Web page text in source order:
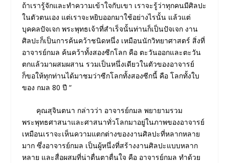
ถ้าเรารู้จักและทําความเข้าใจกับเขา เราจะรู้ว่าทุกคนมีศิลปะ
ในตัวตนเอง แต่เราจะหยิบออกมาใช้อย่างไรนั้น แล้วแต่
บุคคลปัจเจก พระพุทธเจ้าที่สําเร็จนั้นท่านก็เป็นปัจเจก งาน
ศิลปะก็เป็นการค้นคว้าชนิดหนึ่ง เหมือนนักวิทยาศาสตร์ สิ่งที่
อาจารย์กมล ค้นคว้าทั้งสองซีกโลก คือ ตะวันออกและตะวัน
ตกแล้วมาผสมผสาน รวมเป็นหนึ่งเดียวในตัวของอาจารย์
ก็ขอให้ทุกท่านได้มาชมว่าซีกโลกทั้งสองซีกนี้ คือ โลกทั้งใบ
ของ กมล 80 ปี “
คุณสุจินตนา กล่าวว่า อาจารย์กมล พยายามรวม
พระพุทธศาสนาและศาสนาทั่วโลกมาอยู่ในภาพของอาจารย์
เหมือนเราจะเห็นความแตกต่างของงานศิลปะที่หลากหลาย
มาก ซึ่งอาจารย์กมล เป็นผู้หนึ่งที่สร้างงานศิลปะแบบหลาก
หลาย และสื่อผสมที่น่าตื่นตาตื่นใจ คือ อาจารย์กมล ทําด้วย